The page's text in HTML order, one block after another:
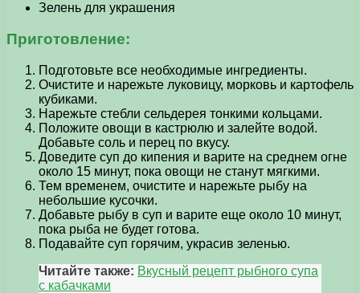
Зелень для украшения
Приготовление:
Подготовьте все необходимые ингредиенты.
Очистите и нарежьте луковицу, морковь и картофель
кубиками.
Нарежьте стебли сельдерея тонкими кольцами.
Положите овощи в кастрюлю и залейте водой.
Добавьте соль и перец по вкусу.
Доведите суп до кипения и варите на среднем огне
около 15 минут, пока овощи не станут мягкими.
Тем временем, очистите и нарежьте рыбу на
небольшие кусочки.
Добавьте рыбу в суп и варите еще около 10 минут,
пока рыба не будет готова.
Подавайте суп горячим, украсив зеленью.
Читайте также: Вкусный рецепт рыбного супа
с кабачками